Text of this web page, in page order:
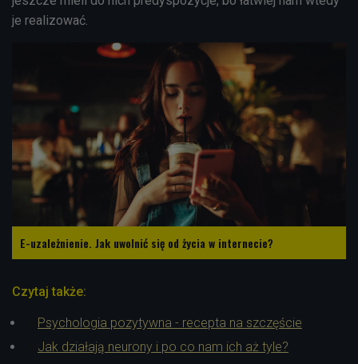
je realizować.
E-uzależnienie. Jak uwolnić się od życia w internecie?
Czytaj także:
Psychologia pozytywna - recepta na szczęście
Jak działają neurony i po co nam ich aż tyle?